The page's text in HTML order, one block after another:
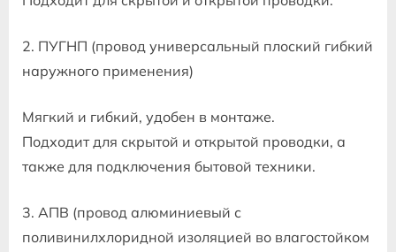
2. ПУГНП (провод универсальный плоский гибкий
наружного применения)
Мягкий и гибкий, удобен в монтаже.
Подходит для скрытой и открытой проводки, а
также для подключения бытовой техники.
3. АПВ (провод алюминиевый с
поливинилхлоридной изоляцией во влагостойком